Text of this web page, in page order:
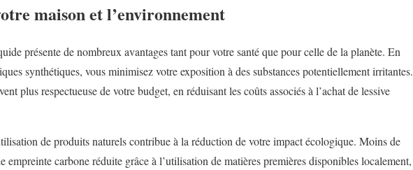
maison et l’environnement
présente de nombreux avantages tant pour votre santé que pour celle de la planète. En
synthétiques, vous minimisez votre exposition à des substances potentiellement irritantes.
plus respectueuse de votre budget, en réduisant les coûts associés à l’achat de lessive
de produits naturels contribue à la réduction de votre impact écologique. Moins de
empreinte carbone réduite grâce à l’utilisation de matières premières disponibles localement,